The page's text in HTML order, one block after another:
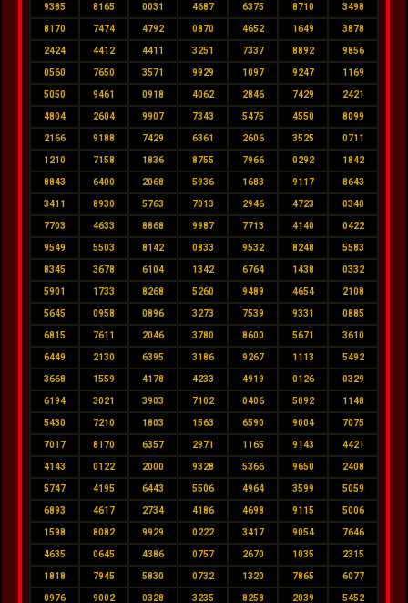
9385 8165 0031 4687 6375 8710 3498
8170 7474 4792 0870 4652 1649 3878
2424 4412 4411 3251 7337 8892 9856
0560 7650 3571 9929 1097 9247 1169
5050 9461 0918 4062 2846 7429 2421
4804 2604 9907 7343 5475 4550 8099
2166 9188 7429 6361 2606 3525 0711
1210 7158 1836 8755 7966 0292 1842
8843 6400 2068 5936 1683 9117 8643
3411 8930 5763 7013 2946 4723 0340
7703 4633 8868 9987 7713 4140 0422
9549 5503 8142 0833 9532 8248 5583
8345 3678 6104 1342 6764 1438 0332
5901 1733 8268 5260 9489 4654 2108
5645 0958 0896 3273 7539 9331 0885
6815 7611 2046 3780 8600 5671 3610
6449 2130 6395 3186 9267 1113 5492
3668 1559 4178 4233 4919 0126 0329
6194 3021 3903 7102 0406 5092 1148
5430 7210 1803 1563 6590 9004 7075
7017 8170 6357 2971 1165 9143 4421
4143 0122 2000 9328 5366 9650 2408
5747 4195 6443 5506 4964 3599 5059
6893 4617 2734 4186 4698 9115 5006
1598 8082 9929 0222 3417 9054 7646
4635 0645 4386 0757 2670 1035 2315
1818 7945 5830 0732 1320 7865 6077
0976 9002 0328 3235 8258 2039 5452